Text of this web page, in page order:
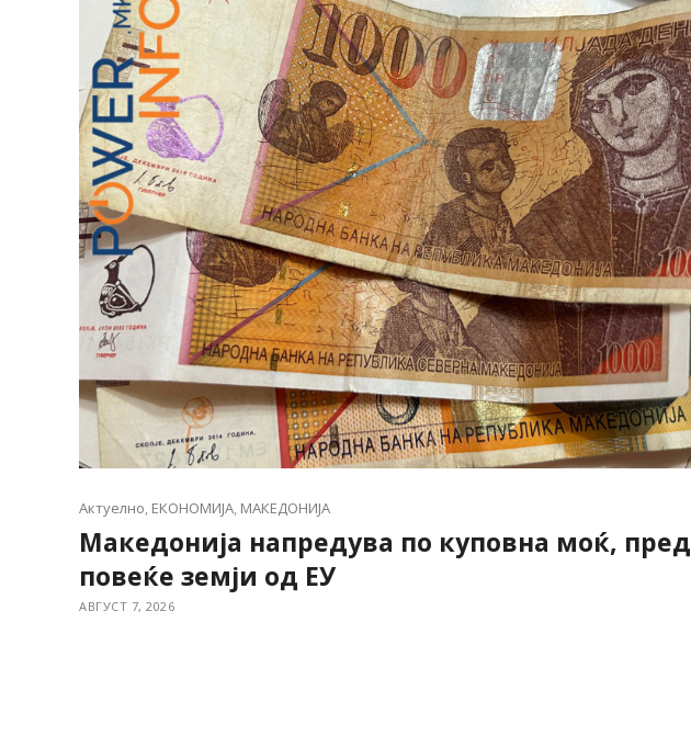
Актуелно, ЕКОНОМИЈА, МАКЕДОНИЈА
Македонија напредува по куповна моќ, пред
повеќе земји од ЕУ
АВГУСТ 7, 2026